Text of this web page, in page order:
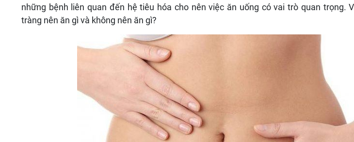
những bệnh liên quan đến hệ tiêu hóa cho nên việc ăn uống có vai trò quan trọng.
tràng nên ăn gì và không nên ăn gì?